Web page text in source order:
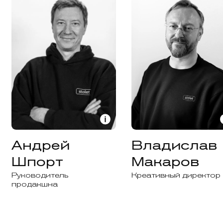
Андрей
Шпорт
Руководитель
продакшна
Владислав
Макаров
Креативный директор